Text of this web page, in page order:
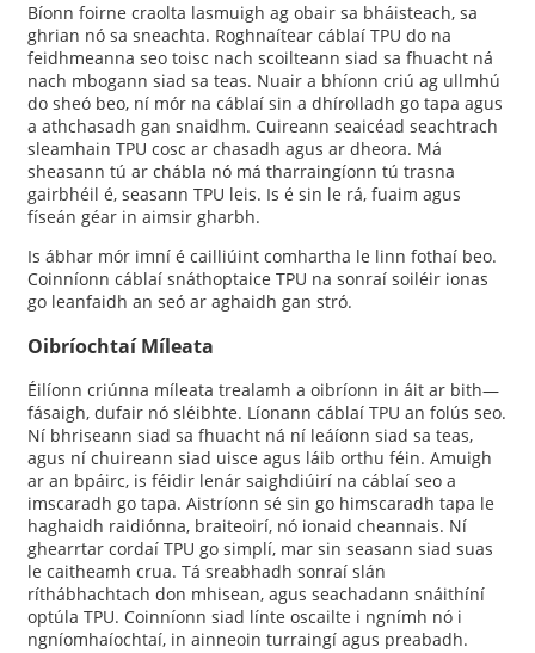
Bíonn foirne craolta lasmuigh ag obair sa bháisteach, sa
ghrian nó sa sneachta. Roghnaítear cáblaí TPU do na
feidhmeanna seo toisc nach scoilteann siad sa fhuacht ná
nach mbogann siad sa teas. Nuair a bhíonn criú ag ullmhú
do sheó beo, ní mór na cáblaí sin a dhírolladh go tapa agus
a athchasadh gan snaidhm. Cuireann seaicéad seachtrach
sleamhain TPU cosc ​​ar chasadh agus ar dheora. Má
sheasann tú ar chábla nó má tharraingíonn tú trasna
gairbhéil é, seasann TPU leis. Is é sin le rá, fuaim agus
físeán géar in aimsir gharbh.
Is ábhar mór imní é cailliúint comhartha le linn fothaí beo.
Coinníonn cáblaí snáthoptaice TPU na sonraí soiléir ionas
go leanfaidh an seó ar aghaidh gan stró.
Oibríochtaí Míleata
Éilíonn criúnna míleata trealamh a oibríonn in áit ar bith—
fásaigh, dufair nó sléibhte. Líonann cáblaí TPU an folús seo.
Ní bhriseann siad sa fhuacht ná ní leáíonn siad sa teas,
agus ní chuireann siad uisce agus láib orthu féin. Amuigh
ar an bpáirc, is féidir lenár saighdiúirí na cáblaí seo a
imscaradh go tapa. Aistríonn sé sin go himscaradh tapa le
haghaidh raidiónna, braiteoirí, nó ionaid cheannais. Ní
ghearrtar cordaí TPU go simplí, mar sin seasann siad suas
le caitheamh crua. Tá sreabhadh sonraí slán
ríthábhachtach don mhisean, agus seachadann snáithíní
optúla TPU. Coinníonn siad línte oscailte i ngnímh nó i
ngníomhaíochtaí, in ainneoin turraingí agus preabadh.